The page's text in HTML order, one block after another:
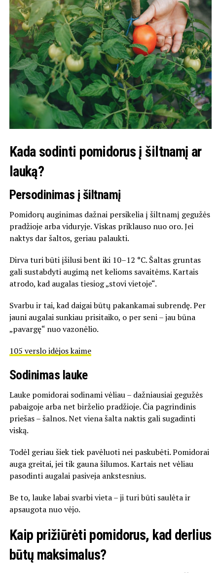
Kada sodinti pomidorus į šiltnamį ar
lauką?
Persodinimas į šiltnamį
Pomidorų auginimas dažnai persikelia į šiltnamį gegužės
pradžioje arba viduryje. Viskas priklauso nuo oro. Jei
naktys dar šaltos, geriau palaukti.
Dirva turi būti įšilusi bent iki 10–12 °C. Šaltas gruntas
gali sustabdyti augimą net kelioms savaitėms. Kartais
atrodo, kad augalas tiesiog „stovi vietoje“.
Svarbu ir tai, kad daigai būtų pakankamai subrendę. Per
jauni augalai sunkiau prisitaiko, o per seni – jau būna
„pavargę“ nuo vazonėlio.
105 verslo idėjos kaime
Sodinimas lauke
Lauke pomidorai sodinami vėliau – dažniausiai gegužės
pabaigoje arba net birželio pradžioje. Čia pagrindinis
priešas – šalnos. Net viena šalta naktis gali sugadinti
viską.
Todėl geriau šiek tiek pavėluoti nei paskubėti. Pomidorai
auga greitai, jei tik gauna šilumos. Kartais net vėliau
pasodinti augalai pasiveja ankstesnius.
Be to, lauke labai svarbi vieta – ji turi būti saulėta ir
apsaugota nuo vėjo.
Kaip prižiūrėti pomidorus, kad derlius
būtų maksimalus?